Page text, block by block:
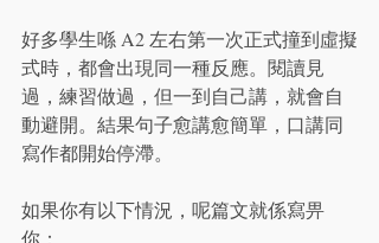
好多學生喺 A2 左右第一次正式撞到虛擬
式時，都會出現同一種反應。閱讀見
過，練習做過，但一到自己講，就會自
動避開。結果句子愈講愈簡單，口講同
寫作都開始停滯。
如果你有以下情況，呢篇文就係寫畀
你：